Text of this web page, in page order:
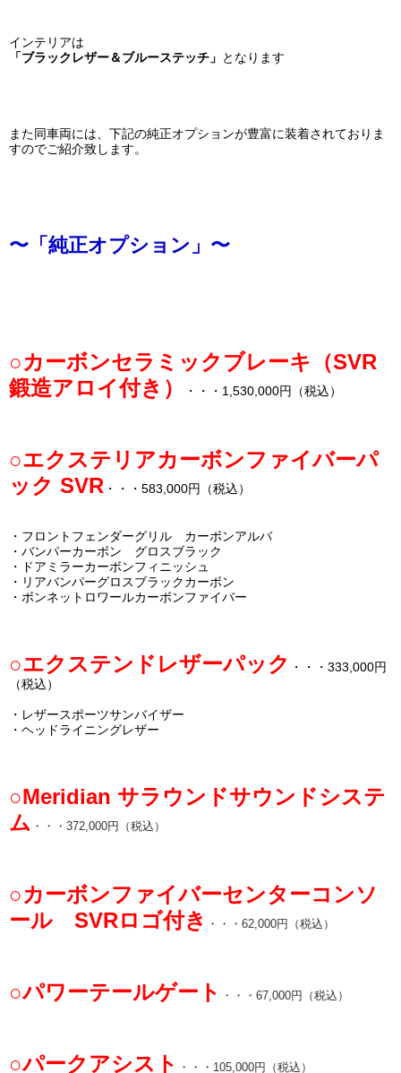
インテリアは
「ブラックレザー＆ブルーステッチ」 となります
また同車両には、下記の純正オプションが豊富に装着されておりま
すのでご紹介致します。
〜 「純正オプション」〜
○カーボンセラミックブレーキ（SVR
鍛造アロイ付き）
・・・1,530,000円（税込）
○エクステリアカーボンファイバーパ
ック SVR ・・・583,000円（税込）
・フロントフェンダーグリル カーボンアルバ
・バンパーカーボン グロスブラック
・ドアミラーカーボンフィニッシュ
・リアバンパーグロスブラックカーボン
・ボンネットロワールカーボンファイバー
○エクステンドレザーパック
・・・333,000円
（税込）
・レザースポーツサンバイザー
・ヘッドライニングレザー
○Meridian サラウンドサウンドシステ
ム ・・・372,000円（税込）
○カーボンファイバーセンターコンソ
ール SVRロゴ付き
・・・62,000円（税込）
○パワーテールゲート ・・・67,000円（税込）
○パークアシスト ・・・105,000円（税込）